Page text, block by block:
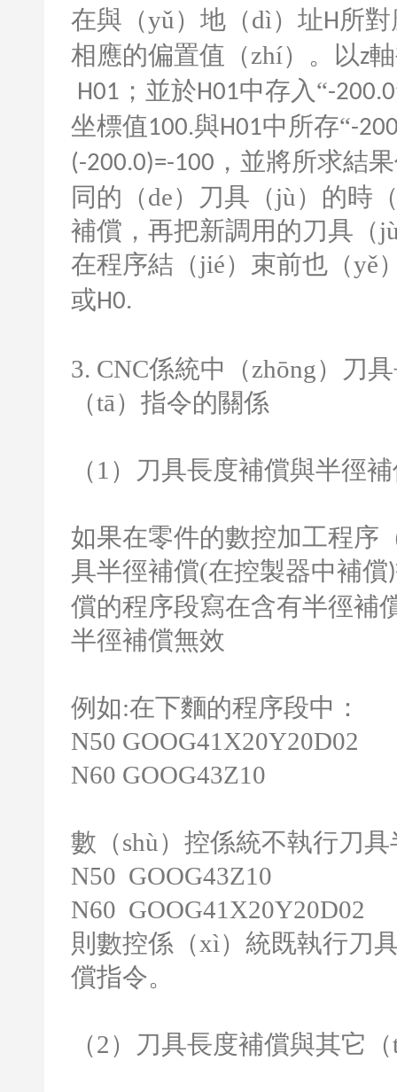
在與（yǔ）地（dì）址H所
相應的偏置值（zhí）。以z
H01 ；並於H01中存入“-200.0
坐標值100.與H01中所存“-
(-200.0)=-100 ，並將所求結
同的（de）刀具（jù）的時
補償，再把新調用的刀具（
在程序結（jié）束前也（yě
或H0.
3. CNC係統中（zhōng）刀
（tā）指令的關係
（1 ）刀具長度補償與半徑
如果在零件的數控加工程序
具半徑補償(在控製器中補償)
償的程序段寫在含有半徑補
半徑補償無效
例如:在下麵的程序段中：
N50 GOOG41X20Y20D02
N60 GOOG43Z10
數（shù）控係統不執行刀
N50 GOOG43Z10
N60 GOOG41X20Y20D02
則數控係（xì）統既執行刀
償指令。
（2）刀具長度補償與其它